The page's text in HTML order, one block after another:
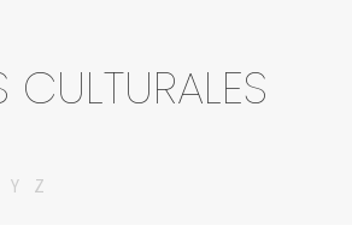
CULTURALES
Y Z